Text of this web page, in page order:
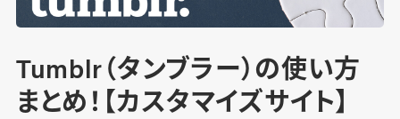
Tumblr（タンブラー）の使い方
まとめ！【カスタマイズサイト】